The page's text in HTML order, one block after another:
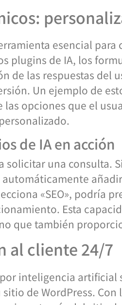
esencial
plugins de IA, los
de las respuestas del
Un ejemplo de
opciones que el
de IA en acción
solicitar una consulta.
«SEO», podría
Esta
que también
al cliente 24/7
inteligencia
de WordPress.